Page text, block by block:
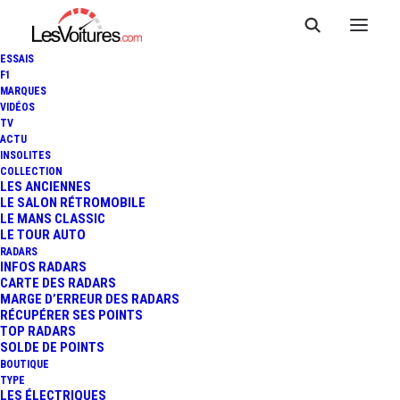
ESSAIS
F1
MARQUES
VIDÉOS
TV
ACTU
INSOLITES
COLLECTION
LES ANCIENNES
LE SALON RÉTROMOBILE
LE MANS CLASSIC
LE TOUR AUTO
RADARS
INFOS RADARS
CARTE DES RADARS
MARGE D’ERREUR DES RADARS
RÉCUPÉRER SES POINTS
TOP RADARS
SOLDE DE POINTS
BOUTIQUE
TYPE
LES ÉLECTRIQUES
16 décembre 2014
VIDÉO : LA SAISON 2014